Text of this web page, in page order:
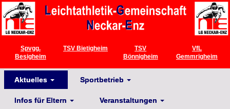
Spvgg.
Besigheim
TSV Bietigheim
TSV
Bönnigheim
VfL
Gemmrigheim
Aktuelles Sportbetrieb
Infos für Eltern Veranstaltungen